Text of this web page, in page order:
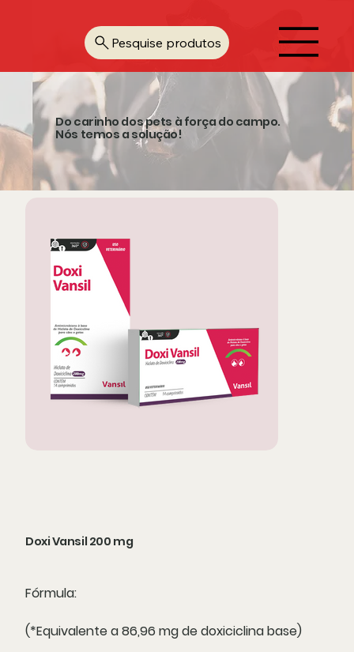
Pesquise produtos
Do carinho dos pets à força do campo.
Nós temos a solução!
Doxi Vansil 200 mg
Fórmula:
(*Equivalente a 86,96 mg de doxiciclina base)